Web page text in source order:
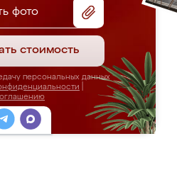
фото
стоимость
персональных данных